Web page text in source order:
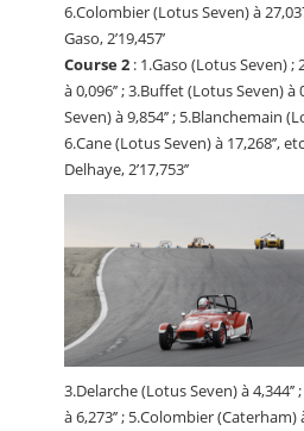
6.Colombier (Lotus Seven) à
Gaso, 2’19,457’
Course 2 : 1.Gaso (Lotus Seven)
à 0,096’’ ; 3.Buffet (Lotus Seven) à
Seven) à 9,854’’ ; 5.Blanchemain
6.Cane (Lotus Seven) à 17,268’’,
Delhaye, 2’17,753’’
3.Delarche (Lotus Seven) à
à 6,273’’ ; 5.Colombier (Caterham)